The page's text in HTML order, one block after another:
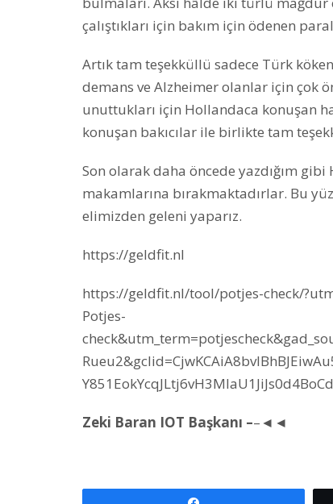
çalıştıkları için bakım için ödenen
Artık tam teşekküllü sadece Türk
demans ve Alzheimer olanlar için çok
unuttukları için Hollandaca konuşan
konuşan bakıcılar ile birlikte tam
Son olarak daha öncede yazdığım
makamlarına bırakmaktadırlar. Bu
elimizden geleni yaparız.
https://geldfit.nl
https://geldfit.nl/tool/potjes-check/
Potjes-
Zeki Baran IOT Başkanı ––◄◄